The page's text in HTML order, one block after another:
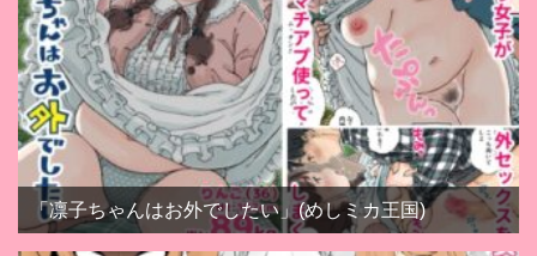
「凛子ちゃんはお外でしたい」(めしミカ王国)